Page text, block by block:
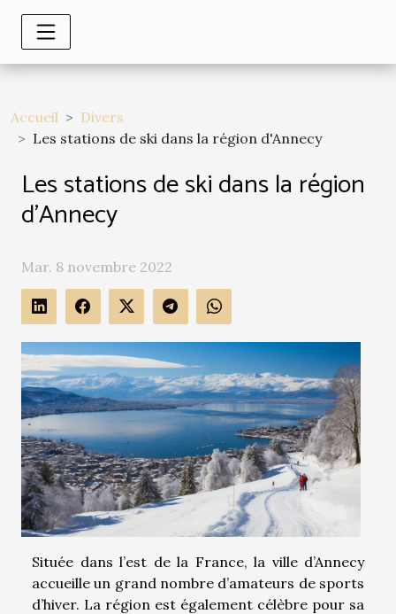
Accueil
Divers
Les stations de ski dans la région d'Annecy
Les stations de ski dans la région
d'Annecy
Mar. 8 novembre 2022
Située dans l’est de la France, la ville d’Annecy
accueille un grand nombre d’amateurs de sports
d’hiver. La région est également célèbre pour sa